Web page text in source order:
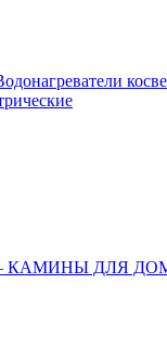
КАМИНЫ ДЛЯ